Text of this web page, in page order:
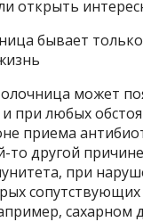
открыть
бывает только
может
при любых
приема
то другой
при
сопутствующих
сахарном